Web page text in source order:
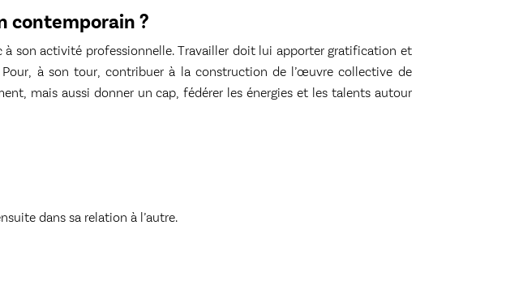
contemporain ?
à son activité professionnelle. Travailler doit lui apporter gratification et
à son tour, contribuer à la construction de l’œuvre collective de
mais aussi donner un cap, fédérer les énergies et les talents autour
dans sa relation à l’autre.